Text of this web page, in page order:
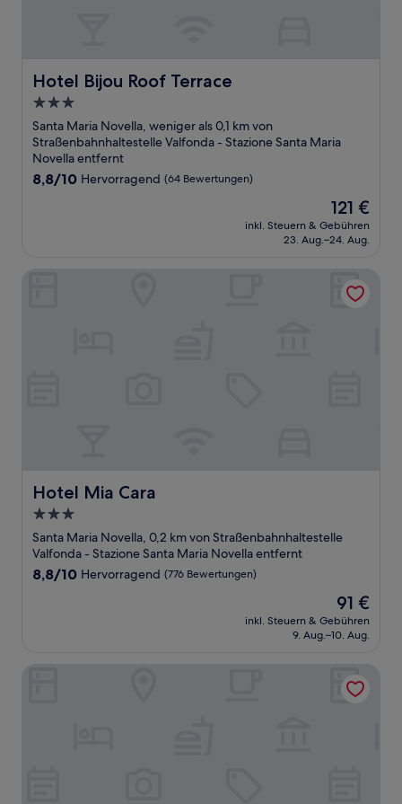
Hotel Bijou Roof Terrace
Hotel Bijou Roof Terrace
3.0-
Sterne-
Unterkunft
Santa Maria Novella, weniger als 0,1 km von
Straßenbahnhaltestelle Valfonda - Stazione Santa Maria
Novella entfernt
8.8
8,8/10 Hervorragend (64 Bewertungen)
Der
Preis
beträgt
121 €
inkl. Steuern & Gebühren
23. Aug.–24. Aug.
Hotel Mia Cara
Hotel Mia Cara
3.0-
Sterne-
Unterkunft
Santa Maria Novella, 0,2 km von Straßenbahnhaltestelle
Valfonda - Stazione Santa Maria Novella entfernt
8.8
8,8/10 Hervorragend (776 Bewertungen)
Der
Preis
beträgt
91 €
inkl. Steuern & Gebühren
9. Aug.–10. Aug.